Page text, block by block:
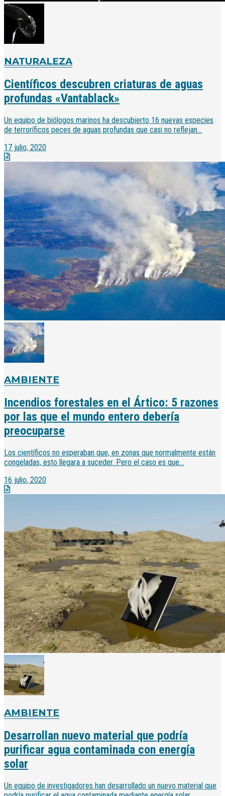
NATURALEZA
Científicos descubren criaturas de aguas
profundas «Vantablack»
Un equipo de biólogos marinos ha descubierto 16 nuevas especies
de terroríficos peces de aguas profundas que casi no reflejan...
17 julio, 2020
AMBIENTE
Incendios forestales en el Ártico: 5 razones
por las que el mundo entero debería
preocuparse
Los científicos no esperaban que, en zonas que normalmente están
congeladas, esto llegara a suceder. Pero el caso es que...
16 julio, 2020
AMBIENTE
Desarrollan nuevo material que podría
purificar agua contaminada con energía
solar
Un equipo de investigadores han desarrollado un nuevo material que